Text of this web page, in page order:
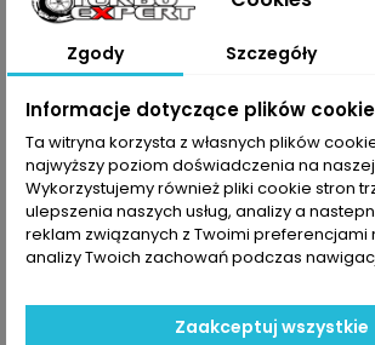
200 2.0l
E-Klasa
Cabrio E
200 2.0l 4-
Matic
E-Klasa
C238
Coupe E
200 2.0l
E-Klasa
C238
Coupe E
Zgody Szczegóły
Informacje dotyczące plików
Ta witryna korzysta z własnych plików
najwyższy poziom doświadczenia na
Wykorzystujemy również pliki cookie stron
ulepszenia naszych usług, analizy a
reklam związanych z Twoimi preferencjami
analizy Twoich zachowań podczas
Zaakceptuj wszystkie